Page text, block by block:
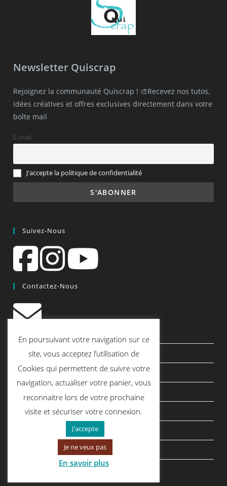
Newsletter Quiscrap
Rejoignez la communauté Quiscrap ! 🎨Recevez nos tutos,
idées créatives et offres exclusives directement dans votre
boîte mail
E-mail
J'accepte la politique de confidentialité
Suivez-Nous
Contactez-Nous
contact@quiscrap.fr
Les Fiches Techniques et les Tutos
Le Blog
Mentions légales
Politique de confidentialité
politique de cookies
En poursuivant votre navigation sur ce
site, vous acceptez l’utilisation de
Cookies qui permettent de suivre votre
navigation, actualiser votre panier, vous
reconnaitre lors de votre prochaine
visite et sécuriser votre connexion.
J'accepte
Je ne veux pas
En savoir plus